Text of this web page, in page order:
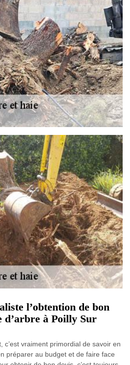
l’obtention de bon
d’arbre à Poilly Sur
c’est vraiment primordial de savoir en
préparer au budget et de faire face